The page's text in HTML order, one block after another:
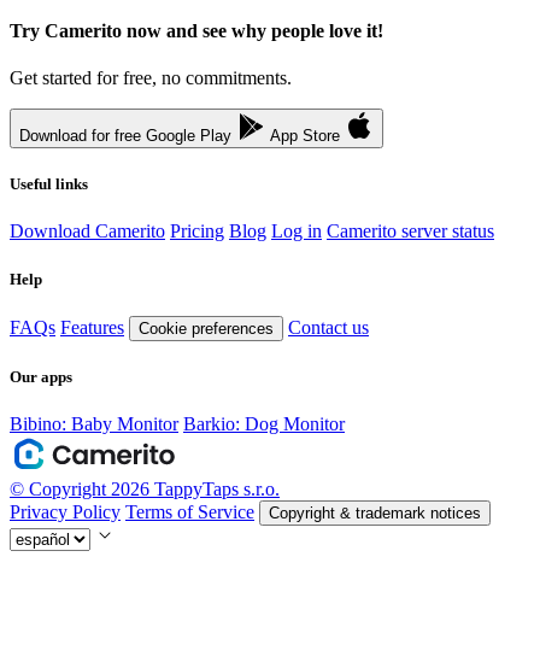
Try Camerito now and see why people love it!
Get started for free, no commitments.
Download for free Google Play App Store
Useful links
Download Camerito Pricing Blog Log in Camerito server status
Help
FAQs Features Cookie preferences Contact us
Our apps
Bibino: Baby Monitor Barkio: Dog Monitor
© Copyright 2026 TappyTaps s.r.o.
Privacy Policy Terms of Service Copyright & trademark notices